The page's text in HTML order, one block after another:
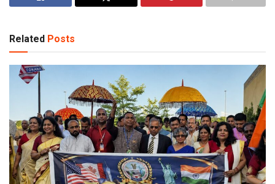
Related Posts